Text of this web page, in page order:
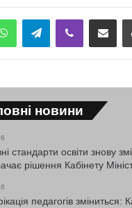
TelegramViber Надіслати
новини
стандарти освіти знову
рішення Кабінету
педагогів зміниться: